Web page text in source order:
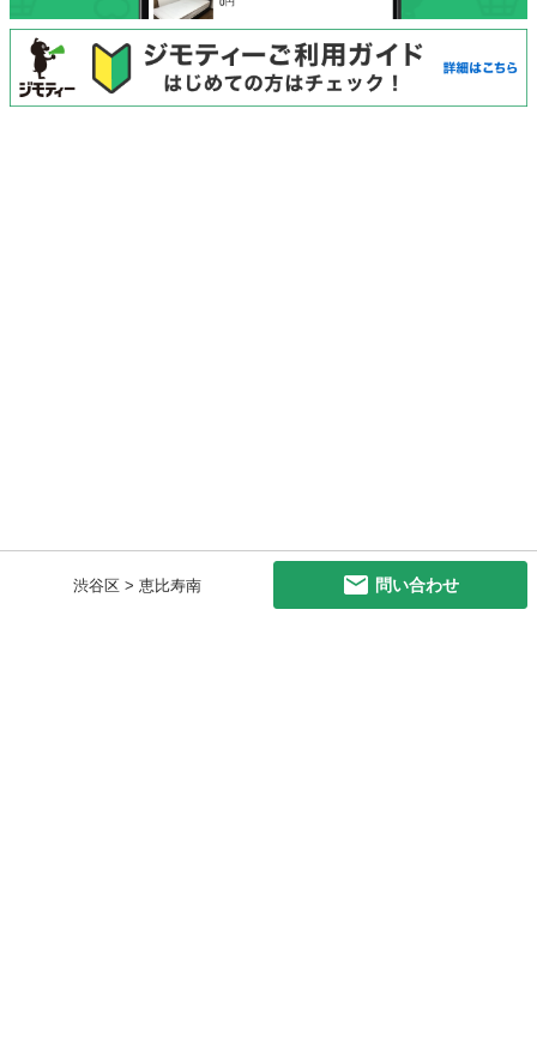
渋谷区 > 恵比寿南 問い合わせ